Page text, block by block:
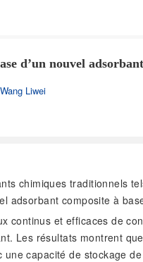
d’un nouvel
Wang Liwei
chimiques traditionnels
adsorbant composite à
continus et efficaces de
Les résultats montrent
capacité de stockage